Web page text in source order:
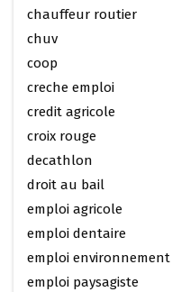
chauffeur routier
chuv
coop
creche emploi
credit agricole
croix rouge
decathlon
droit au bail
emploi agricole
emploi dentaire
emploi environnement
emploi paysagiste